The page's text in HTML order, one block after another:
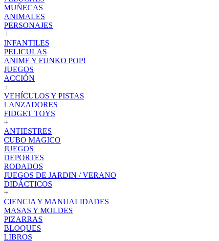
MUÑECAS
ANIMALES
PERSONAJES
+
INFANTILES
PELICULAS
ANIME Y FUNKO POP!
JUEGOS
ACCIÓN
+
VEHÍCULOS Y PISTAS
LANZADORES
FIDGET TOYS
+
ANTIESTRES
CUBO MAGICO
JUEGOS
DEPORTES
RODADOS
JUEGOS DE JARDIN / VERANO
DIDÁCTICOS
+
CIENCIA Y MANUALIDADES
MASAS Y MOLDES
PIZARRAS
BLOQUES
LIBROS